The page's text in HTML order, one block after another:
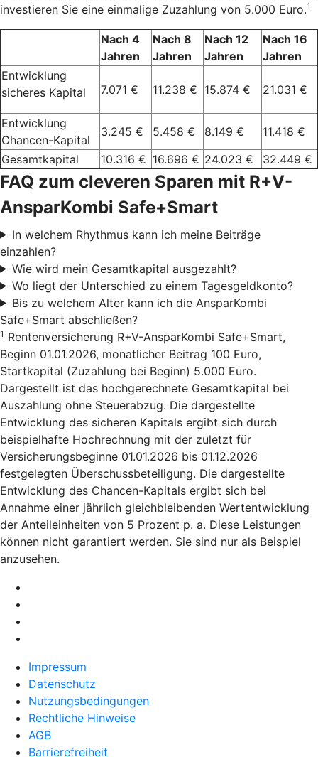
investieren Sie eine einmalige Zuzahlung von 5.000 Euro.1
Nach 4
Jahren
Nach 8
Jahren
Nach 12
Jahren
Nach 16
Jahren
Entwicklung
sicheres Kapital
7.071 € 11.238 € 15.874 € 21.031 €
Entwicklung
Chancen-Kapital
3.245 € 5.458 € 8.149 €
11.418 €
Gesamtkapital
10.316 € 16.696 € 24.023 € 32.449 €
FAQ zum cleveren Sparen mit R+V-
AnsparKombi Safe+Smart
In welchem Rhythmus kann ich meine Beiträge
einzahlen?
Wie wird mein Gesamtkapital ausgezahlt?
Wo liegt der Unterschied zu einem Tagesgeldkonto?
Bis zu welchem Alter kann ich die AnsparKombi
Safe+Smart abschließen?
1 Rentenversicherung R+V-AnsparKombi Safe+Smart,
Beginn 01.01.2026, monatlicher Beitrag 100 Euro,
Startkapital (Zuzahlung bei Beginn) 5.000 Euro.
Dargestellt ist das hochgerechnete Gesamtkapital bei
Auszahlung ohne Steuerabzug. Die dargestellte
Entwicklung des sicheren Kapitals ergibt sich durch
beispielhafte Hochrechnung mit der zuletzt für
Versicherungsbeginne 01.01.2026 bis 01.12.2026
festgelegten Überschussbeteiligung. Die dargestellte
Entwicklung des Chancen-Kapitals ergibt sich bei
Annahme einer jährlich gleichbleibenden Wertentwicklung
der Anteileinheiten von 5 Prozent p. a. Diese Leistungen
können nicht garantiert werden. Sie sind nur als Beispiel
anzusehen.
Impressum
Datenschutz
Nutzungsbedingungen
Rechtliche Hinweise
AGB
Barrierefreiheit